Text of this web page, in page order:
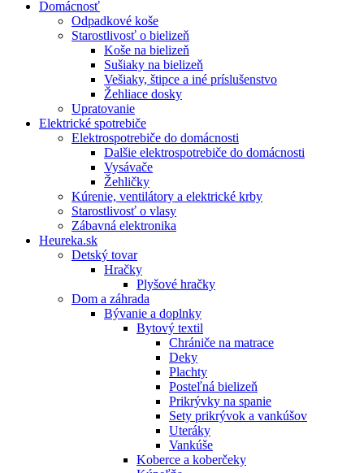
Domácnosť
Odpadkové koše
Starostlivosť o bielizeň
Koše na bielizeň
Sušiaky na bielizeň
Vešiaky, štipce a iné príslušenstvo
Žehliace dosky
Upratovanie
Elektrické spotrebiče
Elektrospotrebiče do domácnosti
Dalšie elektrospotrebiče do domácnosti
Vysávače
Žehličky
Kúrenie, ventilátory a elektrické krby
Starostlivosť o vlasy
Zábavná elektronika
Heureka.sk
Detský tovar
Hračky
Plyšové hračky
Dom a záhrada
Bývanie a doplnky
Bytový textil
Chrániče na matrace
Deky
Plachty
Posteľná bielizeň
Prikrývky na spanie
Sety prikrývok a vankúšov
Uteráky
Vankúše
Koberce a koberčeky